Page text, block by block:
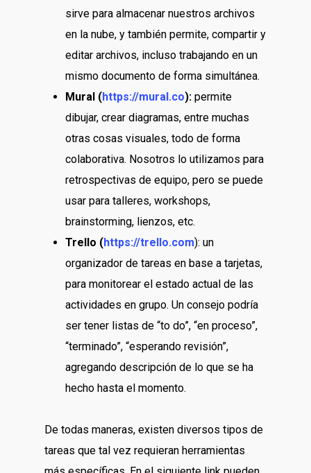
sirve para almacenar nuestros archivos
en la nube, y también permite, compartir y
editar archivos, incluso trabajando en un
mismo documento de forma simultánea.
Mural (https://mural.co): permite
dibujar, crear diagramas, entre muchas
otras cosas visuales, todo de forma
colaborativa. Nosotros lo utilizamos para
retrospectivas de equipo, pero se puede
usar para talleres, workshops,
brainstorming, lienzos, etc.
Trello (https://trello.com): un
organizador de tareas en base a tarjetas,
para monitorear el estado actual de las
actividades en grupo. Un consejo podría
ser tener listas de “to do”, “en proceso”,
“terminado”, “esperando revisión”,
agregando descripción de lo que se ha
hecho hasta el momento.
De todas maneras, existen diversos tipos de
tareas que tal vez requieran herramientas